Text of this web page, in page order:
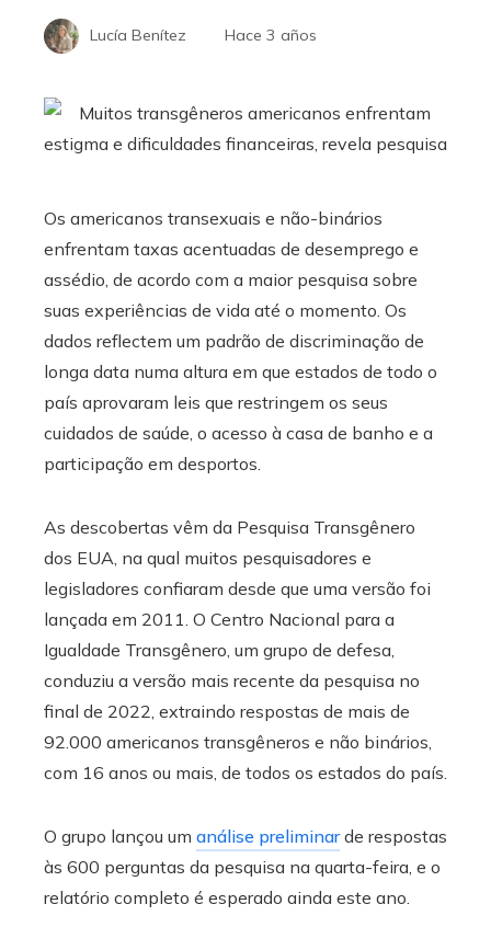
Lucía Benítez Hace 3 años
Os americanos transexuais e não-binários
enfrentam taxas acentuadas de desemprego e
assédio, de acordo com a maior pesquisa sobre
suas experiências de vida até o momento. Os
dados reflectem um padrão de discriminação de
longa data numa altura em que estados de todo o
país aprovaram leis que restringem os seus
cuidados de saúde, o acesso à casa de banho e a
participação em desportos.
As descobertas vêm da Pesquisa Transgênero
dos EUA, na qual muitos pesquisadores e
legisladores confiaram desde que uma versão foi
lançada em 2011. O Centro Nacional para a
Igualdade Transgênero, um grupo de defesa,
conduziu a versão mais recente da pesquisa no
final de 2022, extraindo respostas de mais de
92.000 americanos transgêneros e não binários,
com 16 anos ou mais, de todos os estados do país.
O grupo lançou um análise preliminarde respostas
às 600 perguntas da pesquisa na quarta-feira, e o
relatório completo é esperado ainda este ano.